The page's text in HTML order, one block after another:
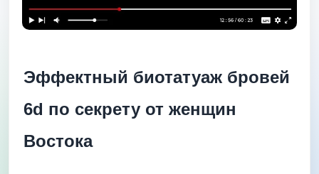
Эффектный биотатуаж бровей
6d по секрету от женщин
Востока